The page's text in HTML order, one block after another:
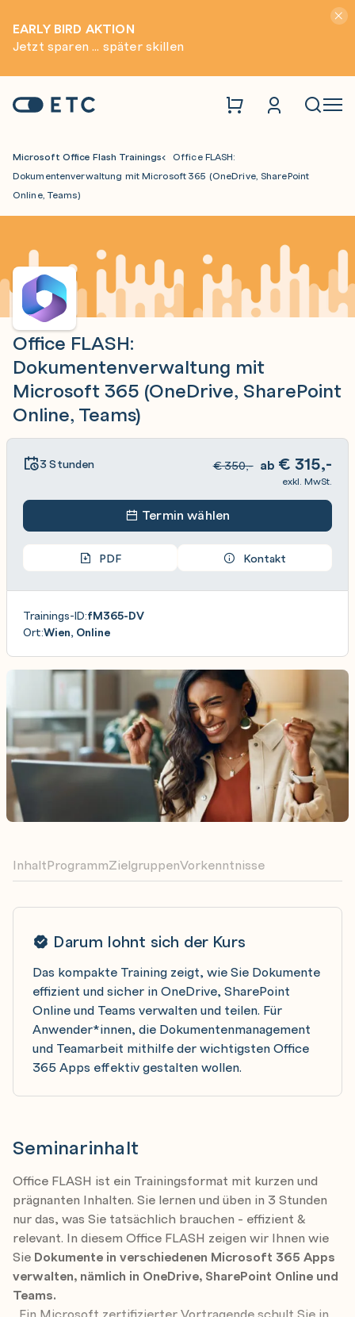
EARLY BIRD AKTION
Jetzt sparen ... später skillen
Startseite: ETC
Microsoft Office Flash Trainings
Office FLASH:
Dokumentenverwaltung mit Microsoft 365 (OneDrive, SharePoint
Online, Teams)
Office FLASH:
Dokumentenverwaltung mit
Microsoft 365 (OneDrive, SharePoint
Online, Teams)
Darum lohnt sich der Kurs
Das kompakte Training zeigt, wie Sie Dokumente
effizient und sicher in OneDrive, SharePoint
Online und Teams verwalten und teilen. Für
Anwender*innen, die Dokumentenmanagement
und Teamarbeit mithilfe der wichtigsten Office
365 Apps effektiv gestalten wollen.
Seminarinhalt
Office FLASH ist ein Trainingsformat mit kurzen und
prägnanten Inhalten. Sie lernen und üben in 3 Stunden
nur das, was Sie tatsächlich brauchen - effizient &
relevant. In diesem Office FLASH zeigen wir Ihnen wie
Sie Dokumente in verschiedenen Microsoft 365 Apps
verwalten, nämlich in OneDrive, SharePoint Online und
Teams.
Ein Microsoft zertifizierter Vortragende schult Sie in
InhaltProgrammZielgruppenVorkenntnisse
3 Stunden €350,- ab € 315,-
exkl. MwSt.
Termin wählen
PDF Kontakt
Trainings-ID:fM365-DV
Ort:Wien, Online